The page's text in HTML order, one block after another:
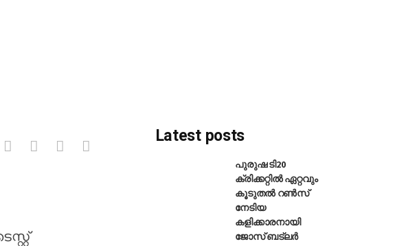
വീഴ്ത്താൻ കഴിയും:
Latest posts
പുരുഷ ടി20
ക്രിക്കറ്റിൽ ഏറ്റവും
കൂടുതൽ റൺസ്
നേടിയ
കളിക്കാരനായി
ജോസ് ബട്‌ലർ